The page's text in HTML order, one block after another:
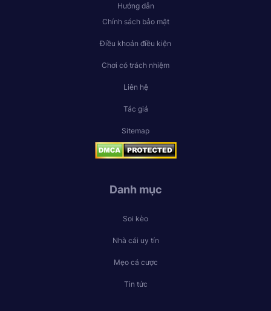
Hướng dẫn
Chính sách bảo mật
Điều khoản điều kiện
Chơi có trách nhiệm
Liên hệ
Tác giả
Sitemap
Danh mục
Soi kèo
Nhà cái uy tín
Mẹo cá cược
Tin tức